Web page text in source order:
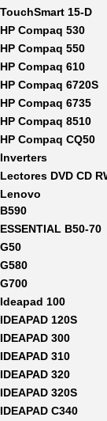
TouchSmart 15-D
HP Compaq 530
HP Compaq 550
HP Compaq 610
HP Compaq 6720S
HP Compaq 6735
HP Compaq 8510
HP Compaq CQ50
Inverters
Lectores DVD CD
Lenovo
B590
ESSENTIAL B50-70
G50
G580
G700
Ideapad 100
IDEAPAD 120S
IDEAPAD 300
IDEAPAD 310
IDEAPAD 320
IDEAPAD 320S
IDEAPAD C340